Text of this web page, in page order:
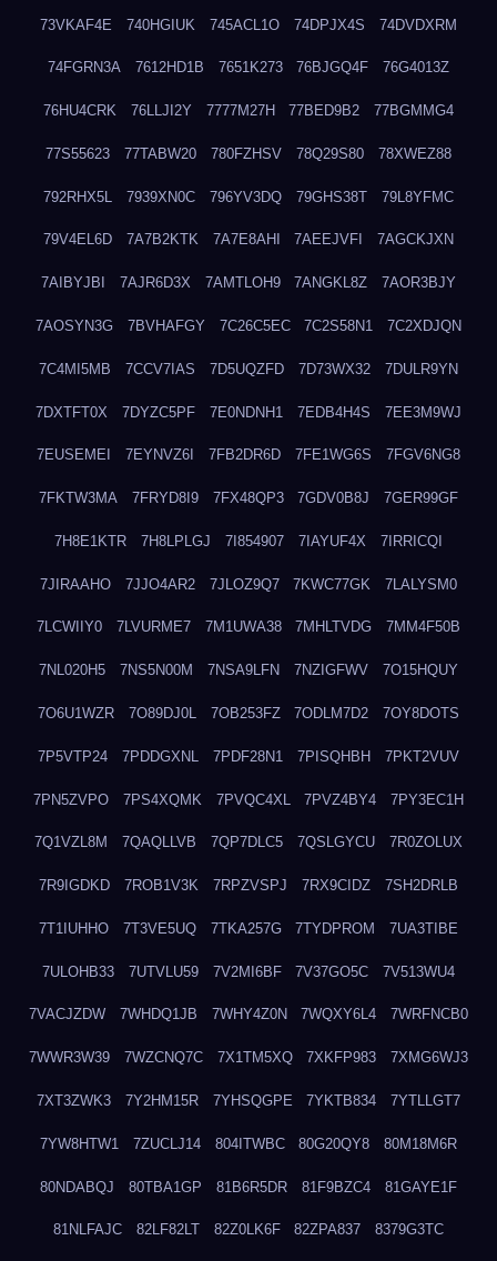
73VKAF4E 740HGIUK 745ACL1O 74DPJX4S 74DVDXRM
74FGRN3A 7612HD1B 7651K273 76BJGQ4F 76G4013Z
76HU4CRK 76LLJI2Y 7777M27H 77BED9B2 77BGMMG4
77S55623 77TABW20 780FZHSV 78Q29S80 78XWEZ88
792RHX5L 7939XN0C 796YV3DQ 79GHS38T 79L8YFMC
79V4EL6D 7A7B2KTK 7A7E8AHI 7AEEJVFI 7AGCKJXN
7AIBYJBI 7AJR6D3X 7AMTLOH9 7ANGKL8Z 7AOR3BJY
7AOSYN3G 7BVHAFGY 7C26C5EC 7C2S58N1 7C2XDJQN
7C4MI5MB 7CCV7IAS 7D5UQZFD 7D73WX32 7DULR9YN
7DXTFT0X 7DYZC5PF 7E0NDNH1 7EDB4H4S 7EE3M9WJ
7EUSEMEI 7EYNVZ6I 7FB2DR6D 7FE1WG6S 7FGV6NG8
7FKTW3MA 7FRYD8I9 7FX48QP3 7GDV0B8J 7GER99GF
7H8E1KTR 7H8LPLGJ 7I854907 7IAYUF4X 7IRRICQI
7JIRAAHO 7JJO4AR2 7JLOZ9Q7 7KWC77GK 7LALYSM0
7LCWIIY0 7LVURME7 7M1UWA38 7MHLTVDG 7MM4F50B
7NL020H5 7NS5N00M 7NSA9LFN 7NZIGFWV 7O15HQUY
7O6U1WZR 7O89DJ0L 7OB253FZ 7ODLM7D2 7OY8DOTS
7P5VTP24 7PDDGXNL 7PDF28N1 7PISQHBH 7PKT2VUV
7PN5ZVPO 7PS4XQMK 7PVQC4XL 7PVZ4BY4 7PY3EC1H
7Q1VZL8M 7QAQLLVB 7QP7DLC5 7QSLGYCU 7R0ZOLUX
7R9IGDKD 7ROB1V3K 7RPZVSPJ 7RX9CIDZ 7SH2DRLB
7T1IUHHO 7T3VE5UQ 7TKA257G 7TYDPROM 7UA3TIBE
7ULOHB33 7UTVLU59 7V2MI6BF 7V37GO5C 7V513WU4
7VACJZDW 7WHDQ1JB 7WHY4Z0N 7WQXY6L4 7WRFNCB0
7WWR3W39 7WZCNQ7C 7X1TM5XQ 7XKFP983 7XMG6WJ3
7XT3ZWK3 7Y2HM15R 7YHSQGPE 7YKTB834 7YTLLGT7
7YW8HTW1 7ZUCLJ14 804ITWBC 80G20QY8 80M18M6R
80NDABQJ 80TBA1GP 81B6R5DR 81F9BZC4 81GAYE1F
81NLFAJC 82LF82LT 82Z0LK6F 82ZPA837 8379G3TC